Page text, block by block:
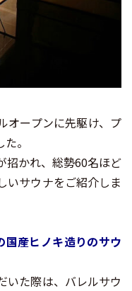
オープンに先駆け、プ
。
招かれ、総勢60名ほど
いサウナをご紹介しま
産ヒノキ造りのサウ
いた際は、バレルサウ